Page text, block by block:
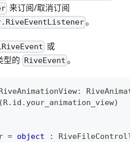
来订阅/取消订阅
。
或
型的 RiveEvent 。
:
(R. id . your_animation_view)
= object :